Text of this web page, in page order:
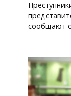
сообщают